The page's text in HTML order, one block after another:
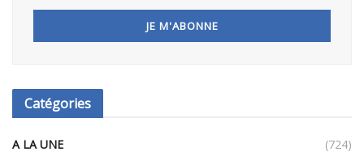
Catégories
A LA UNE
(724)